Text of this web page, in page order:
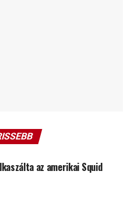
az amerikai Squid